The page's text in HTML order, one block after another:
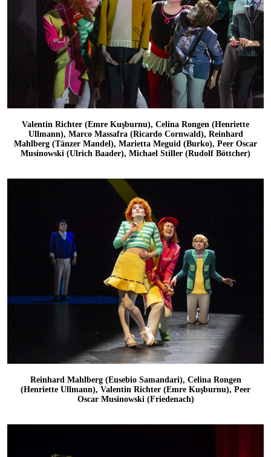
Valentin Richter (Emre Kuşburnu), Celina Rongen (Henriette
Ullmann), Marco Massafra (Ricardo Cornwald), Reinhard
Mahlberg (Tänzer Mandel), Marietta Meguid (Burko), Peer Oscar
Musinowski (Ulrich Baader), Michael Stiller (Rudolf Böttcher)
Reinhard Mahlberg (Eusebio Samandari), Celina Rongen
(Henriette Ullmann), Valentin Richter (Emre Kuşburnu), Peer
Oscar Musinowski (Friedenach)